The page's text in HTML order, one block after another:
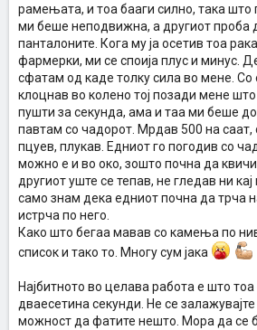
рамењата, и тоа бааги силно, така што
ми беше неподвижна, а другиот проба
панталоните. Кога му ја осетив тоа
фармерки, ми се споија плус и минус.
сфатам од каде толку сила во мене. Со
клоцнав во колено тој позади мене
пушти за секунда, ама и таа ми беше
павтам со чадорот. Мрдав 500 на саат,
пцуев, плукав. Едниот го погодив со
можно е и во око, зошто почна да квичи
другиот уште се тепав, не гледав ни
само знам дека едниот почна да трча
истрча по него.
Како што бегаа мавав со камења по
список и тако то. Многу сум јака
Најбитното во целава работа е што тоа
дваесетина секунди. Не се
можност да фатите нешто. Мора да се